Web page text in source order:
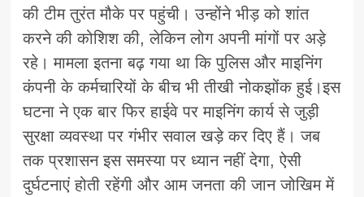
की टीम तुरंत मौके पर पहुंची। उन्होंने भीड़ को शांत
करने की कोशिश की, लेकिन लोग अपनी मांगों पर अड़े
रहे। मामला इतना बढ़ गया था कि पुलिस और माइनिंग
कंपनी के कर्मचारियों के बीच भी तीखी नोकझोंक हुई।इस
घटना ने एक बार फिर हाईवे पर माइनिंग कार्य से जुड़ी
सुरक्षा व्यवस्था पर गंभीर सवाल खड़े कर दिए हैं। जब
तक प्रशासन इस समस्या पर ध्यान नहीं देगा, ऐसी
दुर्घटनाएं होती रहेंगी और आम जनता की जान जोखिम में